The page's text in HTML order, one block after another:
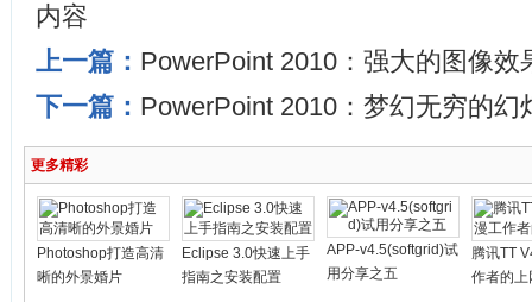
内容
上一篇： PowerPoint 2010：强大的图像效
下一篇： PowerPoint 2010：梦幻无穷的幻
更多精彩
Photoshop打造高清
晰的外景婚片
Eclipse 3.0快速上手
指南之安装配置
APP-v4.5(softgrid)试
用分享之五
腾讯TT
作者的上